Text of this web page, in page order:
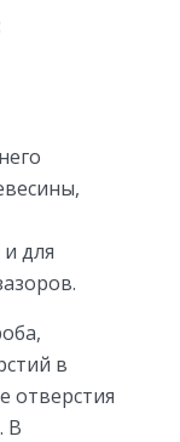
для
в
отверстия
В